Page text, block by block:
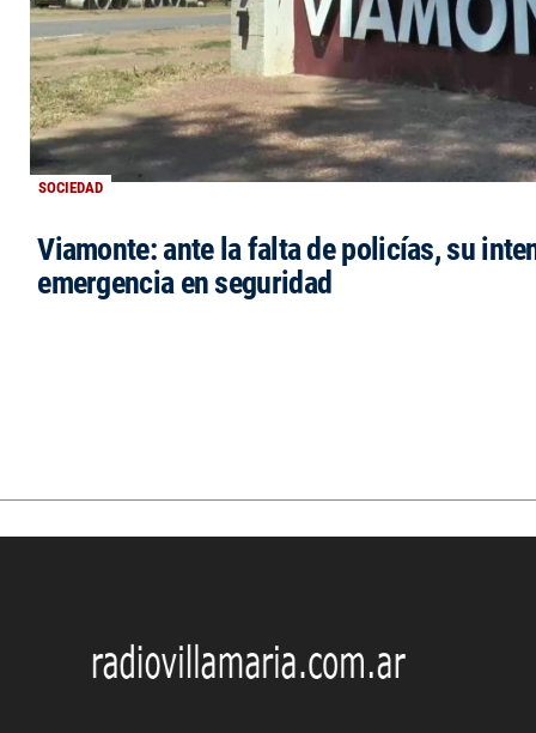
SOCIEDAD
Viamonte: ante la falta de policías, su
emergencia en seguridad